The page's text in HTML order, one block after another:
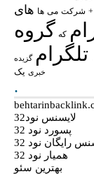
شرکت می ها
های
که گروه
گزیده
خبری یک
لایسنس نود32
پسورد نود 32
رایگان نود 32
همیار نود 32
بهترین سئو